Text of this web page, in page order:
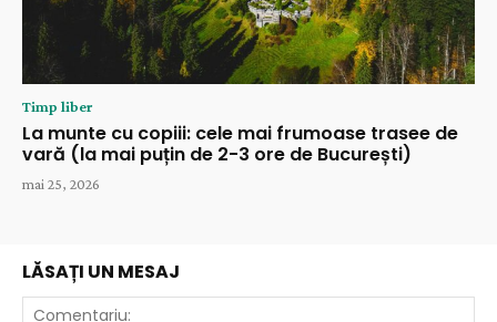
Timp liber
La munte cu copiii: cele mai frumoase trasee de
vară (la mai puțin de 2-3 ore de București)
mai 25, 2026
LĂSAȚI UN MESAJ